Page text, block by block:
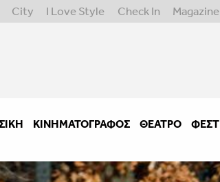
City I Love Style Check In Magazine
ΚΙΝΗΜΑΤΟΓΡΆΦΟΣ ΘΈΑΤΡΟ